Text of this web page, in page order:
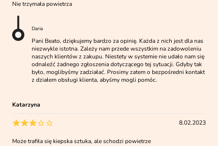
Nie trzymała powietrza
Daria
Pani Beato, dziękujemy bardzo za opinię. Każda z nich jest dla nas
niezwykle istotna. Zależy nam przede wszystkim na zadowoleniu
naszych klientów z zakupu. Niestety w systemie nie udało nam się
odnaleźć żadnego zgłoszenia dotyczącego tej sytuacji. Gdyby tak
było, moglibyśmy zadziałać. Prosimy zatem o bezpośredni kontakt
z działem obsługi klienta, abyśmy mogli pomóc.
Katarzyna
8.02.2023
Może trafiła się kiepska sztuka, ale schodzi powietrze